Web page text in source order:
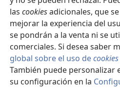
las cookiesadicionales, que
mejorar la experiencia del
se pondrán a la venta ni se
comerciales. Si desea saber
global sobre el uso decookies
También puede personalizar
su configuración en la
ventana)
una
nueva
ventana)
JW Library ®
Copyright© 2026 Watch Tower Bible
NAKA RHALA GONELHO CHHIN TA
|CONFIGURACIÓN